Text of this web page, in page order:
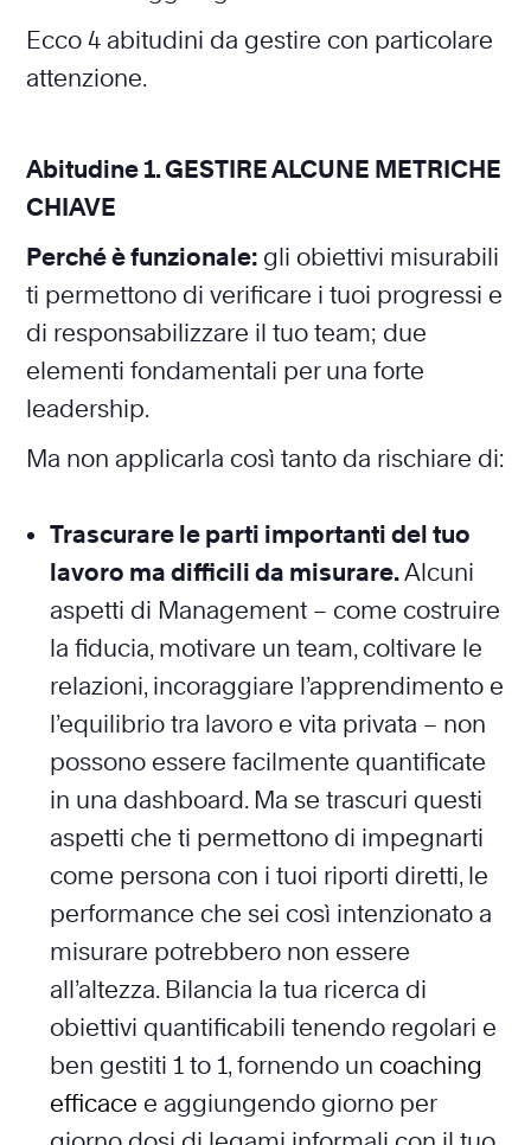
Ecco 4 abitudini da gestire con particolare
attenzione.
Abitudine 1. GESTIRE ALCUNE METRICHE
CHIAVE
Perché è funzionale: gli obiettivi misurabili
ti permettono di verificare i tuoi progressi e
di responsabilizzare il tuo team; due
elementi fondamentali per una forte
leadership.
Ma non applicarla così tanto da rischiare di:
Trascurare le parti importanti del tuo
lavoro ma difficili da misurare.Alcuni
aspetti di Management – come costruire
la fiducia, motivare un team, coltivare le
relazioni, incoraggiare l’apprendimento e
l’equilibrio tra lavoro e vita privata – non
possono essere facilmente quantificate
in una dashboard. Ma se trascuri questi
aspetti che ti permettono di impegnarti
come persona con i tuoi riporti diretti, le
performance che sei così intenzionato a
misurare potrebbero non essere
all’altezza. Bilancia la tua ricerca di
obiettivi quantificabili tenendo regolari e
ben gestiti 1 to 1, fornendo un coaching
efficace e aggiungendo giorno per